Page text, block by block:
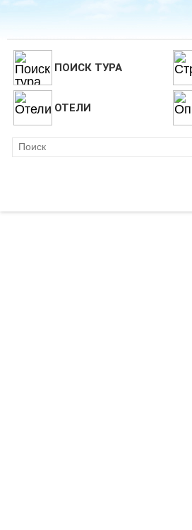
ПОИСК ТУРА
ОТЕЛИ